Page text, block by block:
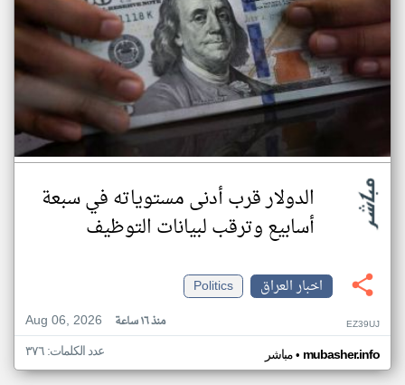
الدولار قرب أدنى مستوياته في سبعة
أسابيع وترقب لبيانات التوظيف
اخبار العراق
Politics
Aug 06, 2026
منذ ١٦ ساعة EZ39UJ
مباشر• mubasher.info عدد الكلمات: ٣٧٦